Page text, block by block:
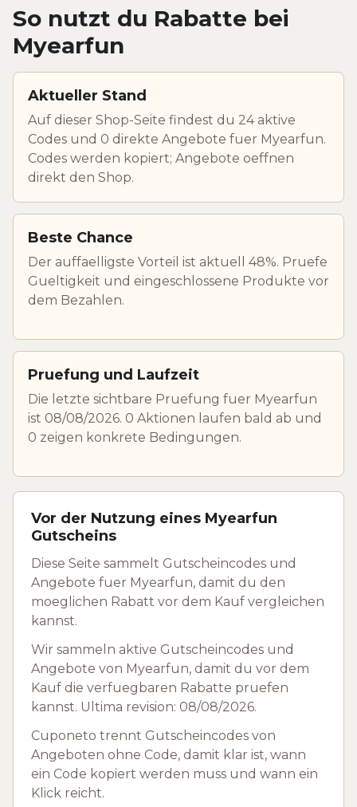
So nutzt du Rabatte bei
Myearfun
Aktueller Stand
Auf dieser Shop-Seite findest du 24 aktive
Codes und 0 direkte Angebote fuer Myearfun.
Codes werden kopiert; Angebote oeffnen
direkt den Shop.
Beste Chance
Der auffaelligste Vorteil ist aktuell 48%. Pruefe
Gueltigkeit und eingeschlossene Produkte vor
dem Bezahlen.
Pruefung und Laufzeit
Die letzte sichtbare Pruefung fuer Myearfun
ist 08/08/2026. 0 Aktionen laufen bald ab und
0 zeigen konkrete Bedingungen.
Vor der Nutzung eines Myearfun
Gutscheins
Diese Seite sammelt Gutscheincodes und
Angebote fuer Myearfun, damit du den
moeglichen Rabatt vor dem Kauf vergleichen
kannst.
Wir sammeln aktive Gutscheincodes und
Angebote von Myearfun, damit du vor dem
Kauf die verfuegbaren Rabatte pruefen
kannst. Ultima revision: 08/08/2026.
Cuponeto trennt Gutscheincodes von
Angeboten ohne Code, damit klar ist, wann
ein Code kopiert werden muss und wann ein
Klick reicht.